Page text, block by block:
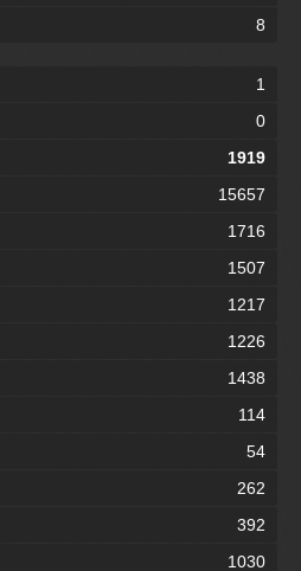
8
1
0
1919
15657
1716
1507
1217
1226
1438
114
54
262
392
1030